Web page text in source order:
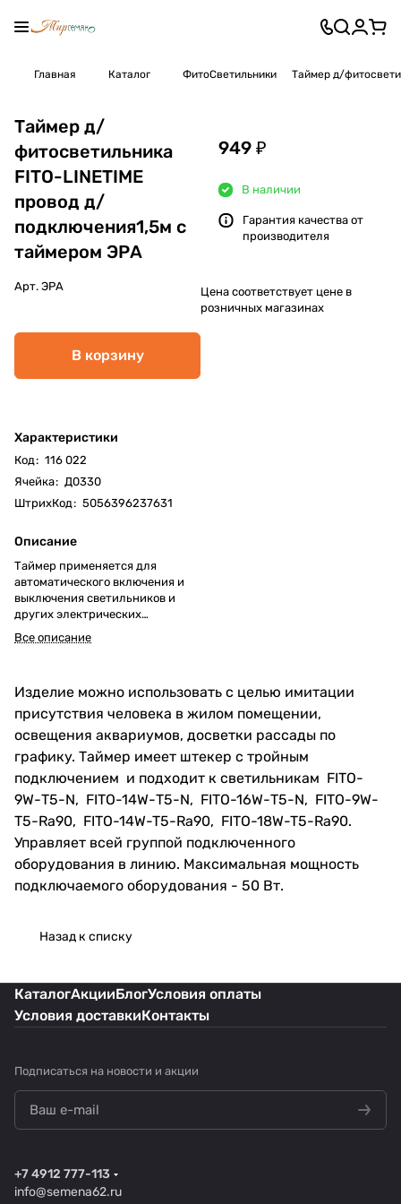
Главная Каталог ФитоСветильники Таймер д/
Таймер д/
фитосветильника
FITO-LINETIME
провод д/
подключения1,5м с
таймером ЭРА
Арт. ЭРА
В корзину
Характеристики
Код: 116 022
Ячейка: Д0330
ШтрихКод: 5056396237631
Описание
Таймер применяется для
автоматического включения и
выключения светильников и
других электрических
устройств не нагревательного
типа в помещениях.
Все описание
949 ₽
В наличии
Гарантия качества от
производителя
Цена соответствует цене в
розничных магазинах
Изделие можно использовать с целью имитации
присутствия человека в жилом помещении,
освещения аквариумов, досветки рассады по
графику. Таймер имеет штекер с тройным
подключением и подходит к светильникам FITO-
9W-Т5-N, FITO-14W-Т5-N, FITO-16W-Т5-N, FITO-9W-
T5-Ra90, FITO-14W-T5-Ra90, FITO-18W-T5-Ra90.
Управляет всей группой подключенного
оборудования в линию. Максимальная мощность
подключаемого оборудования - 50 Вт.
Назад к списку
КаталогАкцииБлогУсловия оплаты
Условия доставкиКонтакты
Подписаться на новости и акции
+7 4912 777-113
info@semena62.ru